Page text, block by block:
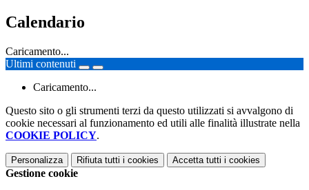
Calendario
Caricamento...
Ultimi contenuti
Caricamento...
Questo sito o gli strumenti terzi da questo utilizzati si avvalgono di
cookie necessari al funzionamento ed utili alle finalità illustrate nella
COOKIE POLICY.
Personalizza Rifiuta tutti i cookies Accetta tutti i cookies
Gestione cookie